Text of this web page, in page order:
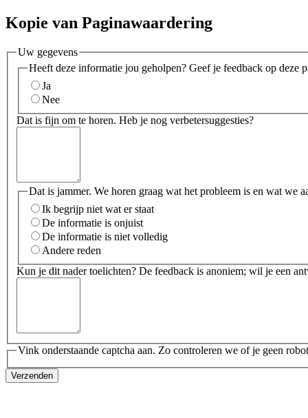
Kopie van Paginawaardering
Uw gegevens
Heeft deze informatie jou geholpen? Geef je feedback op deze
Ja
Nee
Dat is fijn om te horen. Heb je nog verbetersuggesties?
Dat is jammer. We horen graag wat het probleem is en wat we
Ik begrijp niet wat er staat
De informatie is onjuist
De informatie is niet volledig
Andere reden
Kun je dit nader toelichten? De feedback is anoniem; wil je een
Vink onderstaande captcha aan. Zo controleren we of je geen
Verzenden